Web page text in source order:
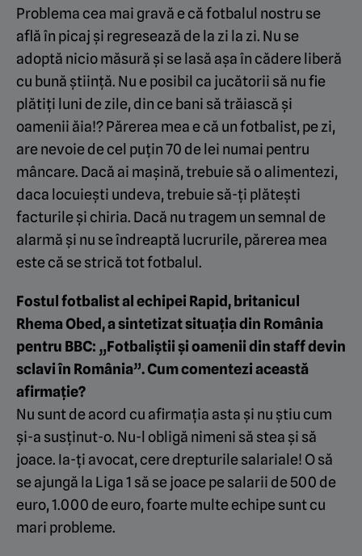
Problema cea mai gravă e că fotbalul nostru se
află în picaj și regresează de la zi la zi. Nu se
adoptă nicio măsură și se lasă așa în cădere liberă
cu bună știință. Nu e posibil ca jucătorii să nu fie
plătiți luni de zile, din ce bani să trăiască și
oamenii ăia!? Părerea mea e că un fotbalist, pe zi,
are nevoie de cel puțin 70 de lei numai pentru
mâncare. Dacă ai mașină, trebuie să o alimentezi,
daca locuiești undeva, trebuie să-ți plătești
facturile și chiria. Dacă nu tragem un semnal de
alarmă și nu se îndreaptă lucrurile, părerea mea
este că se strică tot fotbalul.
Fostul fotbalist al echipei Rapid, britanicul
Rhema Obed, a sintetizat situația din România
pentru BBC: „Fotbaliștii și oamenii din staff devin
sclavi în România”. Cum comentezi această
afirmație?
Nu sunt de acord cu afirmația asta și nu știu cum
și-a susținut-o. Nu-l obligă nimeni să stea și să
joace. Ia-ți avocat, cere drepturile salariale! O să
se ajungă la Liga 1 să se joace pe salarii de 500 de
euro, 1.000 de euro, foarte multe echipe sunt cu
mari probleme.